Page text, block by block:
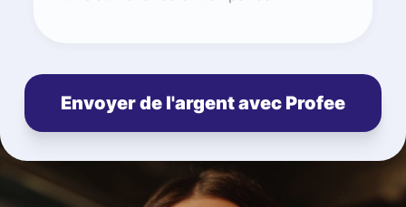
Envoyer de l'argent avec Profee